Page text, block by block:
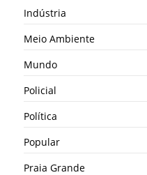
Indústria
Meio Ambiente
Mundo
Policial
Política
Popular
Praia Grande